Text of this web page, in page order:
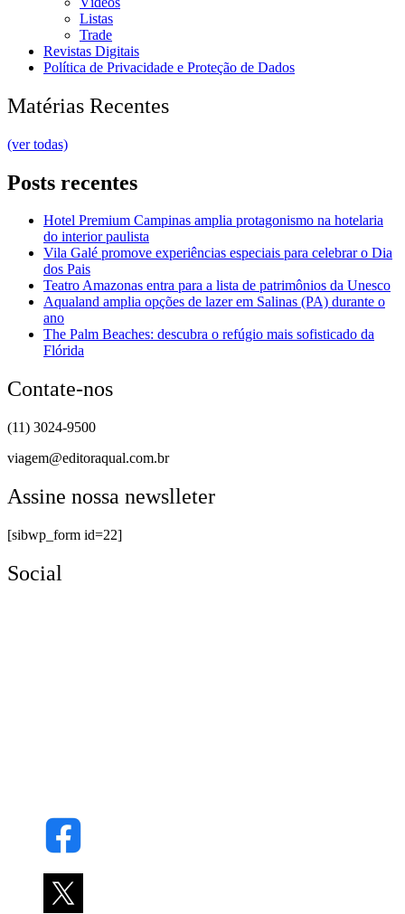
Listas
Trade
Revistas Digitais
Política de Privacidade e Proteção de Dados
Matérias Recentes
(ver todas)
Posts recentes
Hotel Premium Campinas amplia protagonismo na hotelaria
do interior paulista
Vila Galé promove experiências especiais para celebrar o Dia
dos Pais
Teatro Amazonas entra para a lista de patrimônios da Unesco
Aqualand amplia opções de lazer em Salinas (PA) durante o
ano
The Palm Beaches: descubra o refúgio mais sofisticado da
Flórida
Contate-nos
(11) 3024-9500
viagem@editoraqual.com.br
Assine nossa newslleter
[sibwp_form id=22]
Social